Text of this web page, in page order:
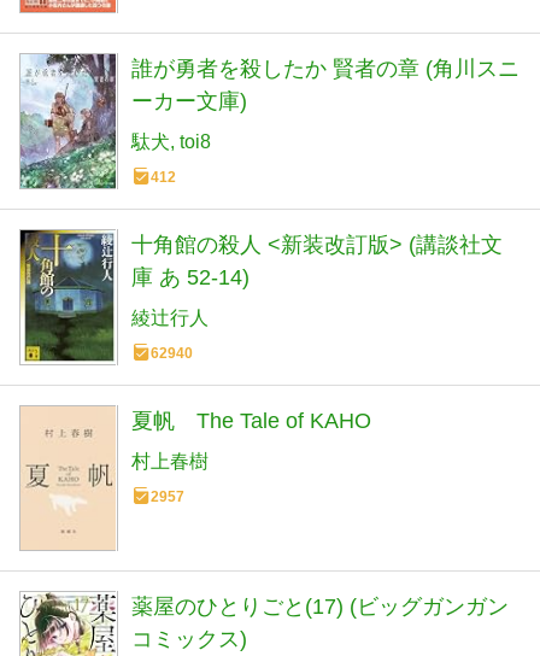
誰が勇者を殺したか 賢者の章 (角川スニ
ーカー文庫)
駄犬 toi8
412
十角館の殺人 <新装改訂版> (講談社文
庫 あ 52-14)
綾辻行人
62940
夏帆 The Tale of KAHO
村上春樹
2957
薬屋のひとりごと(17) (ビッグガンガン
コミックス)